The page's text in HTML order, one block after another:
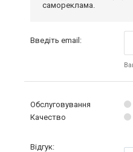
самореклама.
Введіть email:
Обслуговування
Качество
Відгук: